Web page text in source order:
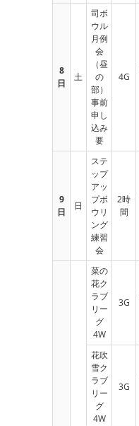
8
日
土
司ボ
ウル
月例
会
（昼
の
部）
事前
申し
込み
要
4G
9
日
日
ステ
ップ
アッ
プボ
ウリ
ング
練習
会
2時
間
菜の
花ク
ラブ
リー
グ
4W
3G
花吹
雪ク
ラブ
リー
グ
4W
3G